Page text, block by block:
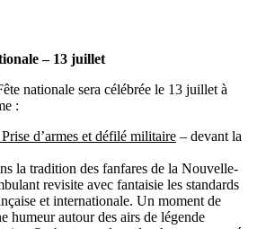
– 13 juillet
nationale sera célébrée le 13 juillet à
:
d’armes et défilé militaire – devant la
la tradition des fanfares de la Nouvelle-
revisite avec fantaisie les standards
et internationale. Un moment de
humeur autour des airs de légende